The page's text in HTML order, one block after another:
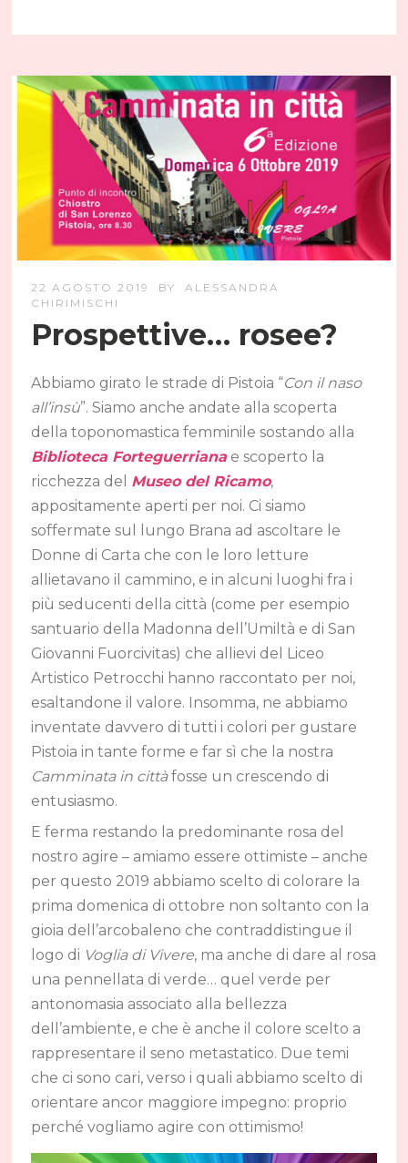
22 AGOSTO 2019 BY
ALESSANDRA
CHIRIMISCHI
Prospettive… rosee?
Abbiamo girato le strade di Pistoia “Con il naso
all’insù”. Siamo anche andate alla scoperta
della toponomastica femminile sostando alla
Biblioteca Forteguerrianae scoperto la
ricchezza del Museo del Ricamo,
appositamente aperti per noi. Ci siamo
soffermate sul lungo Brana ad ascoltare le
Donne di Carta che con le loro letture
allietavano il cammino, e in alcuni luoghi fra i
più seducenti della città (come per esempio
santuario della Madonna dell’Umiltà e di San
Giovanni Fuorcivitas) che allievi del Liceo
Artistico Petrocchi hanno raccontato per noi,
esaltandone il valore. Insomma, ne abbiamo
inventate davvero di tutti i colori per gustare
Pistoia in tante forme e far sì che la nostra
Camminata in cittàfosse un crescendo di
entusiasmo.
E ferma restando la predominante rosa del
nostro agire – amiamo essere ottimiste – anche
per questo 2019 abbiamo scelto di colorare la
prima domenica di ottobre non soltanto con la
gioia dell’arcobaleno che contraddistingue il
logo di Voglia di Vivere, ma anche di dare al rosa
una pennellata di verde… quel verde per
antonomasia associato alla bellezza
dell’ambiente, e che è anche il colore scelto a
rappresentare il seno metastatico. Due temi
che ci sono cari, verso i quali abbiamo scelto di
orientare ancor maggiore impegno: proprio
perché vogliamo agire con ottimismo!